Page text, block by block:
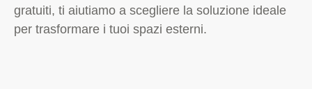
gratuiti, ti aiutiamo a scegliere la soluzione ideale
per trasformare i tuoi spazi esterni.